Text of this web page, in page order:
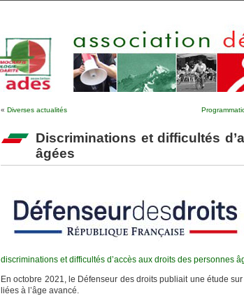
« Diverses actualités
Discriminations et difficultés
âgées
discriminations et difficultés d’accès aux droits des personnes
En octobre 2021, le Défenseur des droits publiait une étude
liées à l’âge avancé.